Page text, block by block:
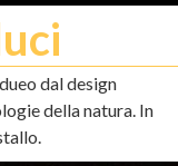
dal design
della natura. In